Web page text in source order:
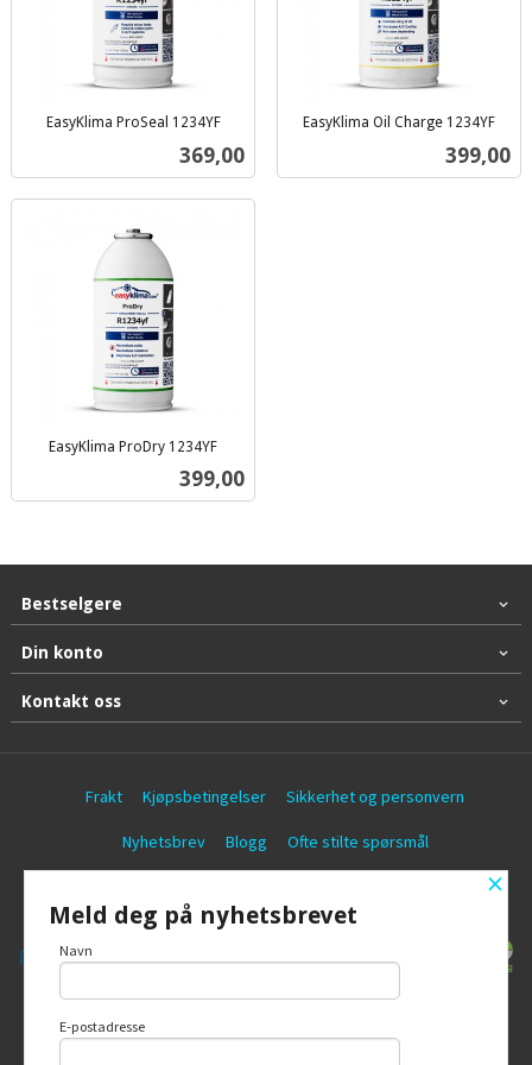
EasyKlima ProSeal 1234YF
Pris
369,00
EasyKlima Oil Charge 1234YF
Pris
399,00
EasyKlima ProDry 1234YF
Pris
399,00
Bestselgere
Din konto
Kontakt oss
Frakt Kjøpsbetingelser Sikkerhet og personvern
Nyhetsbrev Blogg Ofte stilte spørsmål
Vår nettbutikk bruker cookies slik at du
×
Meld deg på nyhetsbrevet
Navn
E-postadresse